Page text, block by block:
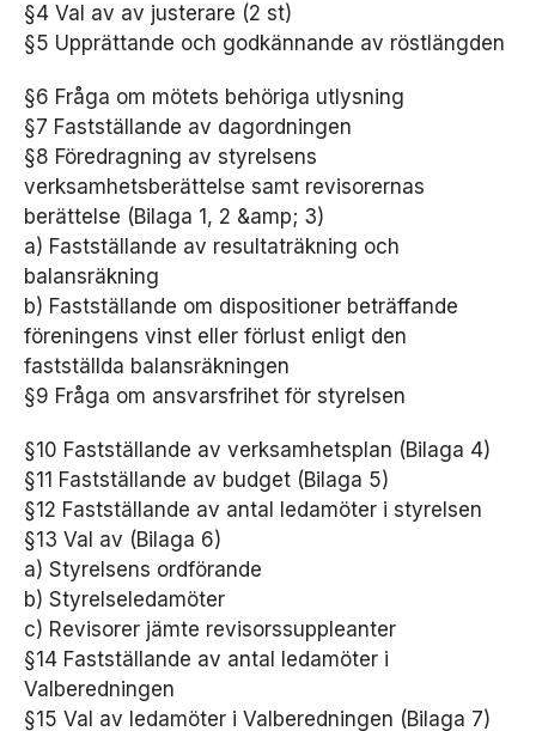
§4 Val av av justerare (2 st)
§5 Upprättande och godkännande av röstlängden
§6 Fråga om mötets behöriga utlysning
§7 Fastställande av dagordningen
§8 Föredragning av styrelsens
verksamhetsberättelse samt revisorernas
berättelse (Bilaga 1, 2 &amp; 3)
a) Fastställande av resultaträkning och
balansräkning
b) Fastställande om dispositioner beträffande
föreningens vinst eller förlust enligt den
fastställda balansräkningen
§9 Fråga om ansvarsfrihet för styrelsen
§10 Fastställande av verksamhetsplan (Bilaga 4)
§11 Fastställande av budget (Bilaga 5)
§12 Fastställande av antal ledamöter i styrelsen
§13 Val av (Bilaga 6)
a) Styrelsens ordförande
b) Styrelseledamöter
c) Revisorer jämte revisorssuppleanter
§14 Fastställande av antal ledamöter i
Valberedningen
§15 Val av ledamöter i Valberedningen (Bilaga 7)
v
n
d
g
a
D
e
s
a
k
a
o
g
år
in
t
äl
ja
o